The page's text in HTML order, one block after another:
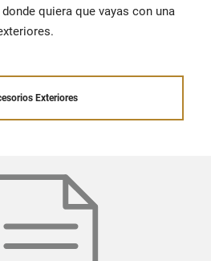
quiera que vayas con una
Exteriores